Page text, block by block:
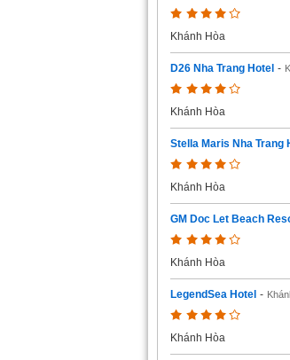
Khánh Hòa
D26 Nha Trang Hotel -
Khánh Hòa
Stella Maris Nha Trang
Khánh Hòa
GM Doc Let Beach
Khánh Hòa
LegendSea Hotel -
Khánh Hòa